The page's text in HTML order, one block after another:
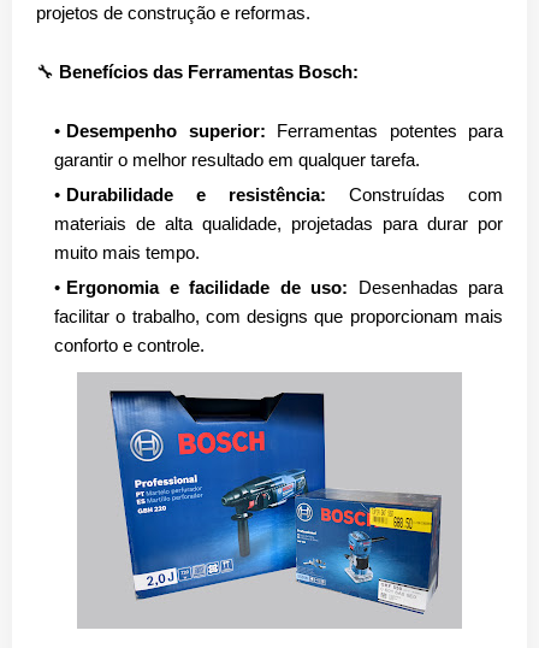
projetos de construção e reformas.
🔧 Benefícios das Ferramentas Bosch:
Desempenho superior: Ferramentas potentes para
garantir o melhor resultado em qualquer tarefa.
Durabilidade e resistência: Construídas com
materiais de alta qualidade, projetadas para durar por
muito mais tempo.
Ergonomia e facilidade de uso: Desenhadas para
facilitar o trabalho, com designs que proporcionam mais
conforto e controle.